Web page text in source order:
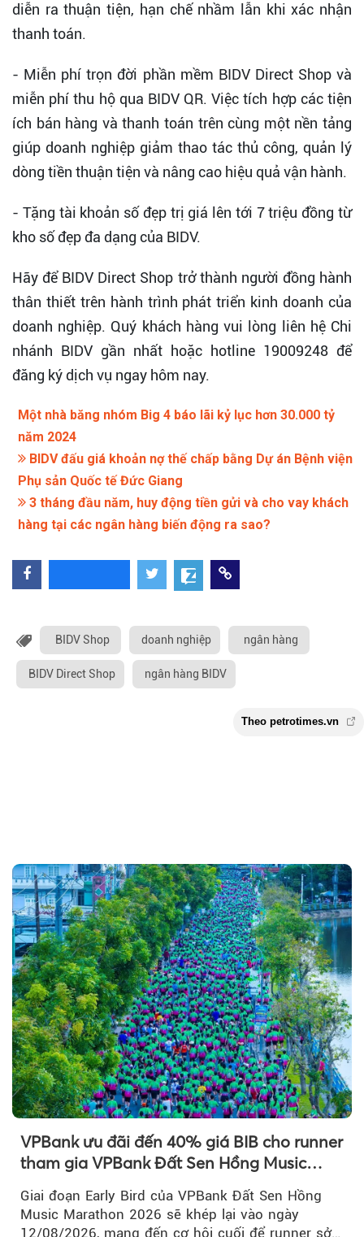
diễn ra thuận tiện, hạn chế nhầm lẫn khi xác nhận
thanh toán.
- Miễn phí trọn đời phần mềm BIDV Direct Shop và
miễn phí thu hộ qua BIDV QR. Việc tích hợp các tiện
ích bán hàng và thanh toán trên cùng một nền tảng
giúp doanh nghiệp giảm thao tác thủ công, quản lý
dòng tiền thuận tiện và nâng cao hiệu quả vận hành.
- Tặng tài khoản số đẹp trị giá lên tới 7 triệu đồng từ
kho số đẹp đa dạng của BIDV.
Hãy để BIDV Direct Shop trở thành người đồng hành
thân thiết trên hành trình phát triển kinh doanh của
doanh nghiệp. Quý khách hàng vui lòng liên hệ Chi
nhánh BIDV gần nhất hoặc hotline 19009248 để
đăng ký dịch vụ ngay hôm nay.
Một nhà băng nhóm Big 4 báo lãi kỷ lục hơn 30.000 tỷ
năm 2024
BIDV đấu giá khoản nợ thế chấp bằng Dự án Bệnh viện
Phụ sản Quốc tế Đức Giang
3 tháng đầu năm, huy động tiền gửi và cho vay khách
hàng tại các ngân hàng biến động ra sao?
BIDV Shop doanh nghiệp ngân hàng
BIDV Direct Shop ngân hàng BIDV
Theo
VPBank ưu đãi đến 40% giá BIB cho runner
tham gia VPBank Đất Sen Hồng Music
Giai đoạn Early Bird của VPBank Đất Sen Hồng
Music Marathon 2026 sẽ khép lại vào ngày
12/08/2026, mang đến cơ hội cuối để runner sở